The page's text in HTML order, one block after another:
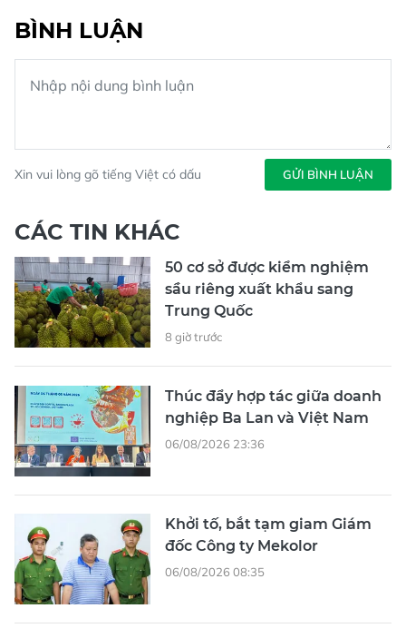
BÌNH LUẬN
Xin vui lòng gõ tiếng Việt có dấu GỬI BÌNH LUẬN
CÁC TIN KHÁC
50 cơ sở được kiểm nghiệm
sầu riêng xuất khẩu sang
Trung Quốc
8 giờ trước
Thúc đẩy hợp tác giữa doanh
nghiệp Ba Lan và Việt Nam
06/08/2026 23:36
Khởi tố, bắt tạm giam Giám
đốc Công ty Mekolor
06/08/2026 08:35